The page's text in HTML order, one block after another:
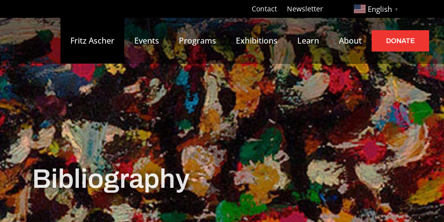
Contact Newsletter http:// English ▼
Fritz Ascher Events Programs Exhibitions Learn About DONATE
Bibliography